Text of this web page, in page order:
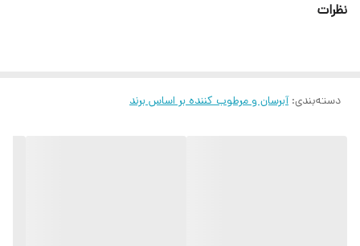
نظرات
دسته‌بندی:آبرسان و مرطوب کننده بر اساس برند